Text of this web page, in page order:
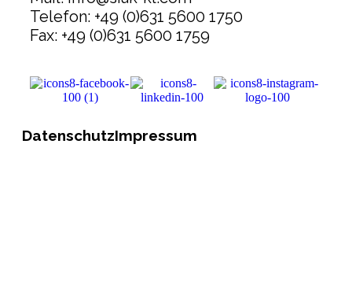
Telefon: +49 (0)631 5600 1750
Fax: +49 (0)631 5600 1759
DatenschutzImpressum